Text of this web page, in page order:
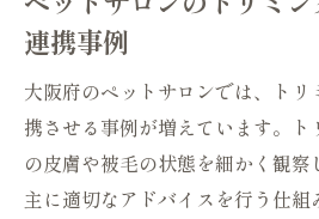
連携事例
大阪府のペットサロンでは、ト
携させる事例が増えています。
の皮膚や被毛の状態を細かく観
主に適切なアドバイスを行う仕